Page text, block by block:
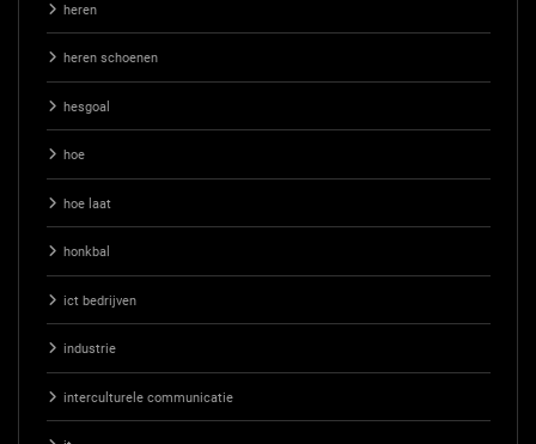
heren
heren schoenen
hesgoal
hoe
hoe laat
honkbal
ict bedrijven
industrie
interculturele communicatie